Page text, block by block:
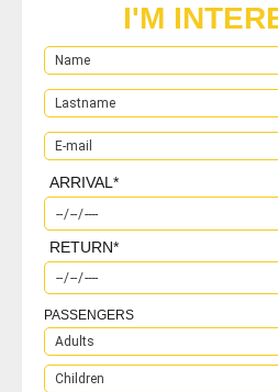
I'M
ARRIVAL*
RETURN*
PASSENGERS